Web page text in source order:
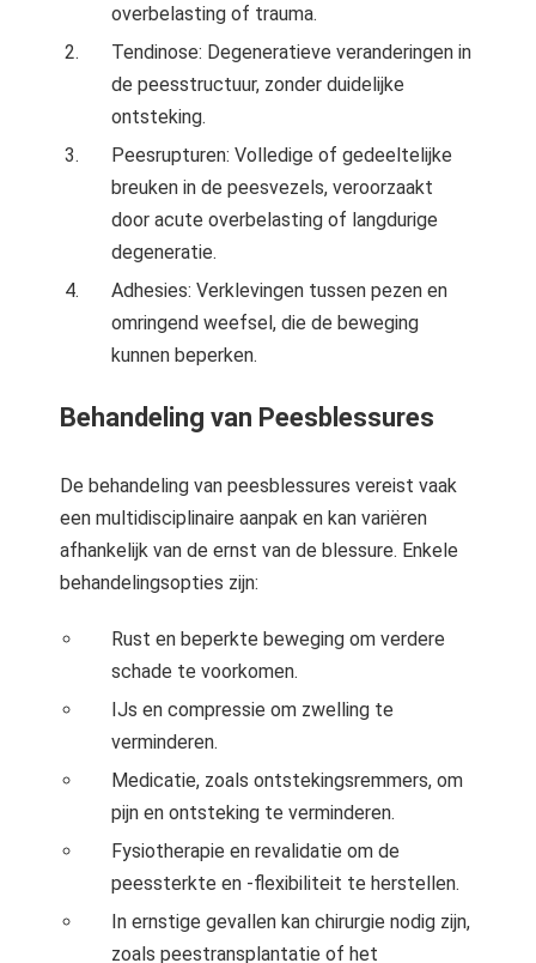
overbelasting of trauma.
Tendinose: Degeneratieve veranderingen in
de peesstructuur, zonder duidelijke
ontsteking.
Peesrupturen: Volledige of gedeeltelijke
breuken in de peesvezels, veroorzaakt
door acute overbelasting of langdurige
degeneratie.
Adhesies: Verklevingen tussen pezen en
omringend weefsel, die de beweging
kunnen beperken.
Behandeling van Peesblessures
De behandeling van peesblessures vereist vaak
een multidisciplinaire aanpak en kan variëren
afhankelijk van de ernst van de blessure. Enkele
behandelingsopties zijn:
Rust en beperkte beweging om verdere
schade te voorkomen.
IJs en compressie om zwelling te
verminderen.
Medicatie, zoals ontstekingsremmers, om
pijn en ontsteking te verminderen.
Fysiotherapie en revalidatie om de
peessterkte en -flexibiliteit te herstellen.
In ernstige gevallen kan chirurgie nodig zijn,
zoals peestransplantatie of het